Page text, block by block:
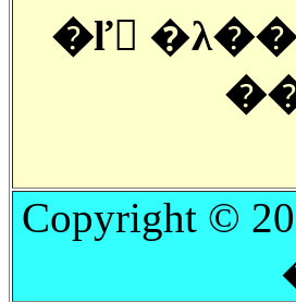
�ľ
Copyright ©